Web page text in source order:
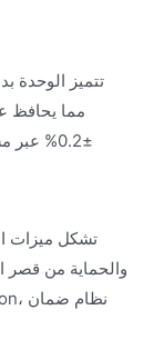
تتميز الوحدة
±0.2%
تشكل ميزات
والحماية من قصر